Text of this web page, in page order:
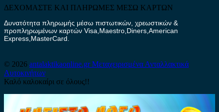
ΔΕΧΟΜΑΣΤΕ ΚΑΙ ΠΛΗΡΩΜΕΣ ΜΕΣΩ ΚΑΡΤΩΝ
Δυνατότητα πληρωμής μέσω πιστωτικών, χρεωστικών &
προπληρωμένων καρτών Visa,Maestro,Diners,American
Express,MasterCard.
© 2026 antalaktikaonline.grΜεταχειρισμένα Ανταλλακτικά
Αυτοκινήτων
Καλό καλοκαίρι σε όλους!!